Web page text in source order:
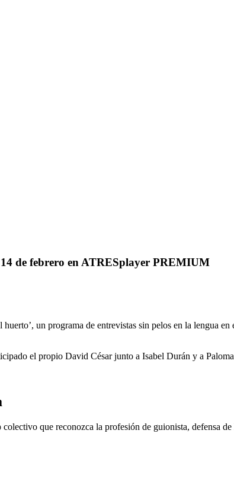
14 de febrero en ATRESplayer PREMIUM
huerto’, un programa de entrevistas sin pelos en la lengua
el propio David César junto a Isabel Durán y a
que reconozca la profesión de guionista, defensa